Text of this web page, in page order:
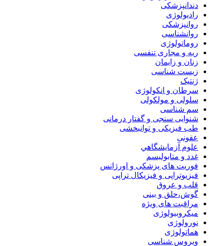
دندانپزشکی
رادیولوژی
روانپزشکی
روانشناسی
روماتولوژی
ریه و مجاری تنفسی
زنان و زایمان
زیست شناسی
ژنتیک
سرطان و انکولوژی
سلولی و مولکولی
سم شناسی
شنوایی سنجی و گفتار درمانی
طب فیزیکی و توانبخشی
عفونی
علوم آزمايشگاهي
غدد و متابولیسم
فوریت های پزشکی و اورژانس
فیزیوتراپی و فیزیکال تراپی
قلب و عروق
گوش،حلق و بینی
مراقبت های ویژه
میکروبیولوژی
نورولوژی
هماتولوژی
ویروس شناسی